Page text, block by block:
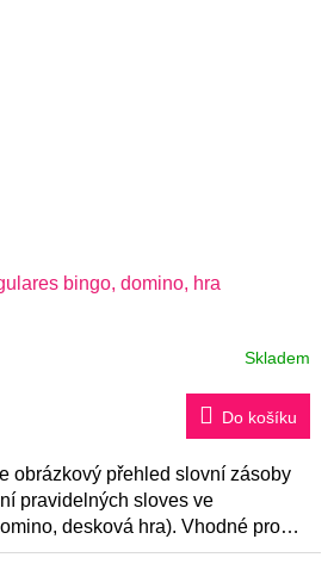
bingo, domino, hra
Skladem
Do košíku
obrázkový přehled slovní zásoby
pravidelných sloves ve
desková hra). Vhodné pro